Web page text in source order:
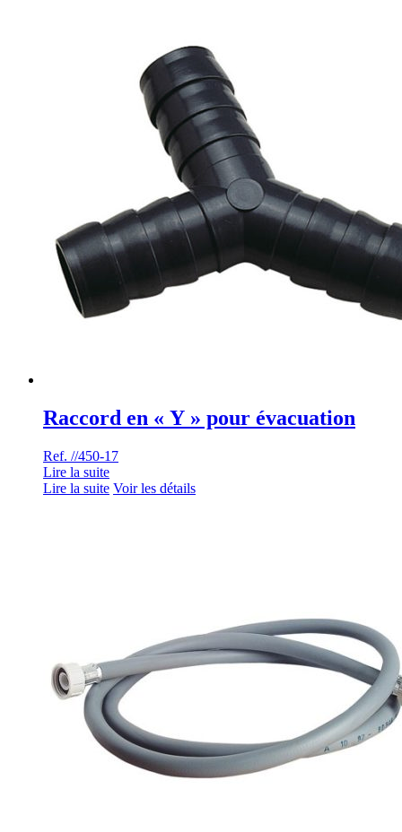
Raccord en « Y » pour évacuation
Ref. //450-17
Lire la suite
Lire la suite Voir les détails